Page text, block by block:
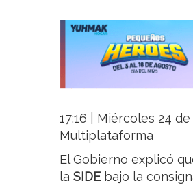
17:16 | Miércoles 24
Multiplataforma
El Gobierno explicó
la SIDE bajo la